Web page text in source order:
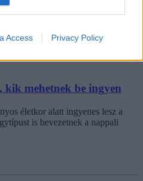
Access Privacy Policy
mehetnek be ingyen
életkor alatt ingyenes lesz a
is bevezetnek a nappali